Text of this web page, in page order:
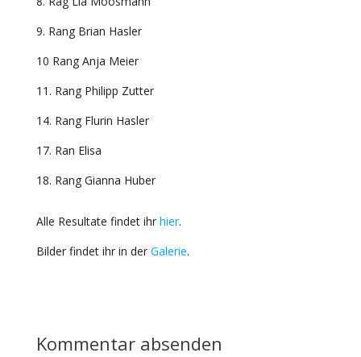
9. Rang Brian Hasler
10 Rang Anja Meier
11. Rang Philipp Zutter
14. Rang Flurin Hasler
17. Ran Elisa
18. Rang Gianna Huber
Alle Resultate findet ihr hier.
Bilder findet ihr in der Galerie.
Kommentar absenden